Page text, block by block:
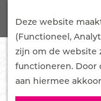
Deze website
(Functioneel,
zijn om de website
functioneren. Door
aan hiermee
n
Z
o
e
k
e
n
M
e
n
u